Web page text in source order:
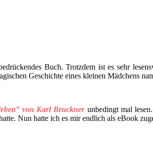
Buch. Trotzdem ist es sehr
Geschichte eines kleinen Mädchens
von Karl Brucknerunbedingt mal
Nun hatte ich es mir endlich als eBook